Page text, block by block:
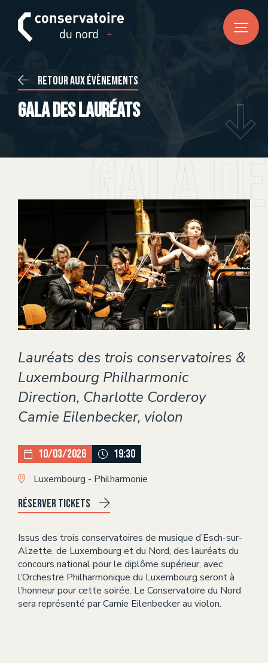
Actualités
CONSERVATOIRE DU NORD
Musique
Danse
Théâtre
ÉVÈNEMENTS
CONTACT
DE EN
Retour aux évènements
Gala des Lauréats
Gala
Lauréats des trois conservatoires &
Luxembourg Philharmonic
Direction, Charlotte Corderoy
Camie Eilenbecker, violon
10/03/2026 19:30
Luxembourg - Philharmonie
Réserver tickets
Issus des trois conservatoires de musique d’Esch-sur-
Alzette, de Luxembourg et du Nord, des lauréats du
concours national pour le diplôme supérieur, avec
l’Orchestre Philharmonique du Luxembourg seront à
l’honneur pour cette soirée. Le Conservatoire du Nord
sera représenté par Camie Eilenbecker au violon.